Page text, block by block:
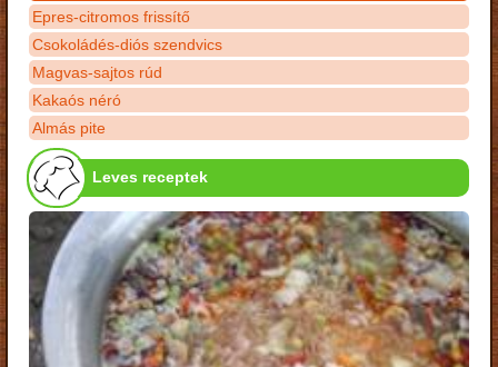
Epres-citromos frissítő
Csokoládés-diós szendvics
Magvas-sajtos rúd
Kakaós néró
Almás pite
Leves receptek